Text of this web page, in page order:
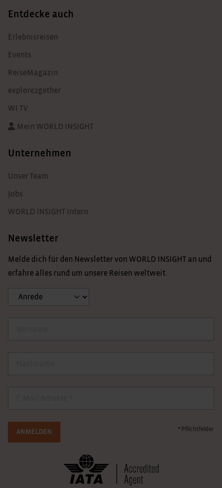
Entdecke auch
Erlebnisreisen
Events
ReiseMagazin
explore2gether
WI TV
Mein WORLD INSIGHT
Unternehmen
Unser Team
Jobs
WORLD INSIGHT Intern
Newsletter
Melde dich für den Newsletter von WORLD INSIGHT an und
erfahre alles rund um unsere Reisen weltweit.
Anrede
ANMELDEN * Pflichtfelder